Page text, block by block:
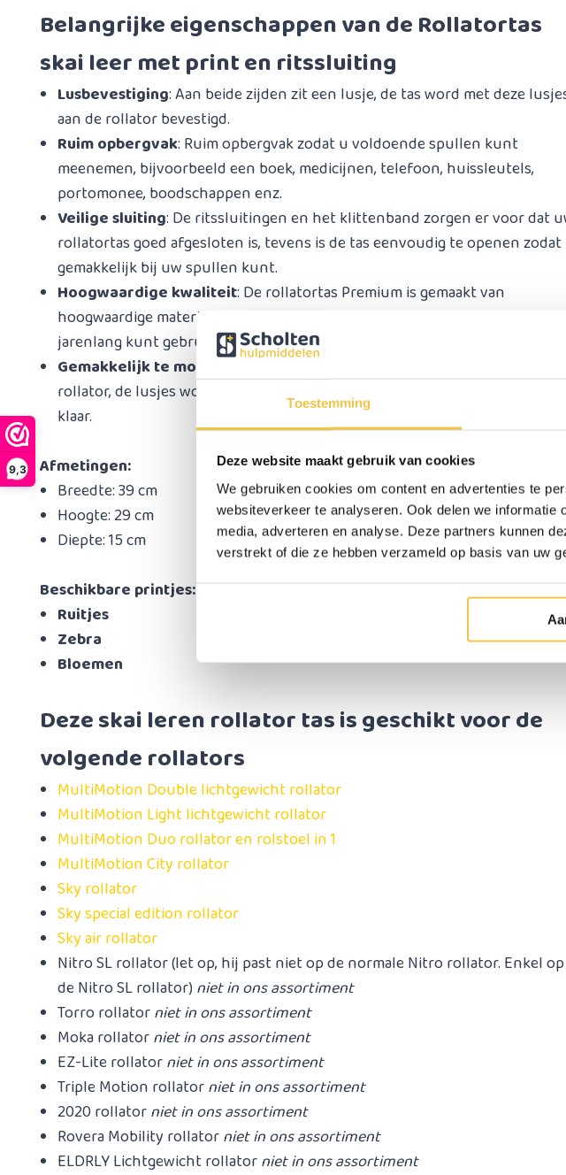
Toestemming
Deze website maakt gebruik van cookies
We gebruiken cookies om content en advertenties te
websiteverkeer te analyseren. Ook delen we
media, adverteren en analyse. Deze partners kunnen
verstrekt of die ze hebben verzameld op basis van uw
9,3
Belangrijke eigenschappen van de Rollatortas
skai leer met print en ritssluiting
Lusbevestiging: Aan beide zijden zit een lusje, de tas word met deze
aan de rollator bevestigd.
Ruim opbergvak: Ruim opbergvak zodat u voldoende spullen kunt
meenemen, bijvoorbeeld een boek, medicijnen, telefoon, huissleutels,
portomonee, boodschappen enz.
Veilige sluiting: De ritssluitingen en het klittenband zorgen er voor dat
rollatortas goed afgesloten is, tevens is de tas eenvoudig te openen zodat
gemakkelijk bij uw spullen kunt.
Hoogwaardige kwaliteit: De rollatortas Premium is gemaakt van
hoogwaardige materialen en is duurzaam en gaat lang mee, zodat u hem
jarenlang kunt gebruiken.
Gemakkelijk te monteren
rollator, de lusjes worden over de bevestiging pinnen geschoven en u bent
klaar.
Afmetingen:
Breedte: 39 cm
Hoogte: 29 cm
Diepte: 15 cm
Beschikbare printjes:
Ruitjes
Zebra
Bloemen
Deze skai leren rollator tas is geschikt voor de
volgende rollators
MultiMotion Double lichtgewicht rollator
MultiMotion Light lichtgewicht rollator
MultiMotion Duo rollator en rolstoel in 1
MultiMotion City rollator
Sky rollator
Sky special edition rollator
Sky air rollator
Nitro SL rollator (let op, hij past niet op de normale Nitro rollator. Enkel op
de Nitro SL rollator)niet in ons assortiment
Torro rollatorniet in ons assortiment
Moka rollatorniet in ons assortiment
EZ-Lite rollatorniet in ons assortiment
Triple Motion rollatorniet in ons assortiment
2020 rollatorniet in ons assortiment
Rovera Mobility rollatorniet in ons assortiment
ELDRLY Lichtgewicht rollatorniet in ons assortiment